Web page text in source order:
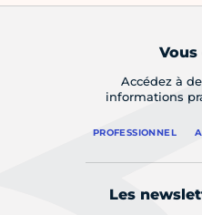
Vous
Accédez à
informations
PROFESSIONNEL
Les